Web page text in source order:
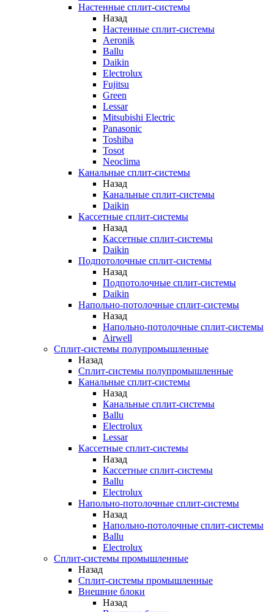
Настенные сплит-системы
Назад
Настенные сплит-системы
Aeronik
Ballu
Daikin
Electrolux
Fujitsu
Green
Lessar
Mitsubishi Electric
Panasonic
Toshiba
Tosot
Neoclima
Канальные сплит-системы
Назад
Канальные сплит-системы
Daikin
Кассетные сплит-системы
Назад
Кассетные сплит-системы
Daikin
Подпотолочные сплит-системы
Назад
Подпотолочные сплит-системы
Daikin
Напольно-потолочные сплит-системы
Назад
Напольно-потолочные сплит-системы
Airwell
Сплит-системы полупромышленные
Назад
Сплит-системы полупромышленные
Канальные сплит-системы
Назад
Канальные сплит-системы
Ballu
Electrolux
Lessar
Кассетные сплит-системы
Назад
Кассетные сплит-системы
Ballu
Electrolux
Напольно-потолочные сплит-системы
Назад
Напольно-потолочные сплит-системы
Ballu
Electrolux
Сплит-системы промышленные
Назад
Сплит-системы промышленные
Внешние блоки
Назад